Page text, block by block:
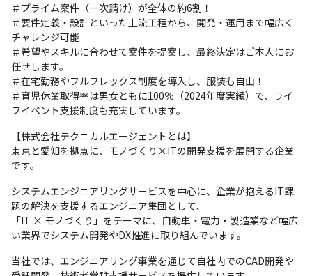
＃プライム案件（一次請け）が全体の約6割！
＃要件定義・設計といった上流工程から、開発・運用まで幅広く
チャレンジ可能
＃希望やスキルに合わせて案件を提案し、最終決定はご本人にお
任せします。
＃在宅勤務やフルフレックス制度を導入し、服装も自由！
＃育児休業取得率は男女ともに100％（2024年度実績）で、ライ
フイベント支援制度も充実しています。
【株式会社テクニカルエージェントとは】
東京と愛知を拠点に、モノづくり×ITの開発支援を展開する企業
です。
システムエンジニアリングサービスを中心に、企業が抱えるIT課
題の解決を支援するエンジニア集団として、
「IT × モノづくり」をテーマに、自動車・電力・製造業など幅広
い業界でシステム開発やDX推進に取り組んでいます。
当社では、エンジニアリング事業を通じて自社内でのCAD開発や